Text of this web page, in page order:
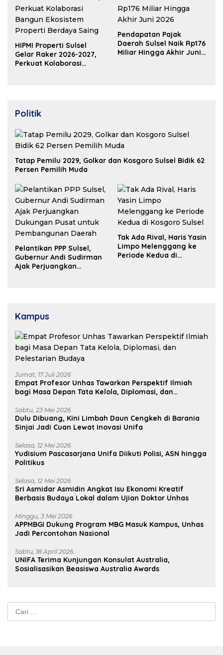
HIPMI Properti Sulsel
Gelar Raker 2026-2027,
Perkuat Kolaborasi
Pendapatan Pajak
Daerah Sulsel Naik Rp176
Miliar Hingga Akhir Juni
Politik
Tatap Pemilu 2029, Golkar dan Kosgoro Sulsel Bidik 62
Persen Pemilih Muda
Pelantikan PPP Sulsel,
Gubernur Andi Sudirman
Ajak Perjuangkan
Tak Ada Rival, Haris Yasin
Limpo Melenggang ke
Periode Kedua di
Kampus
Jumat, 17 Juli 2026
Empat Profesor Unhas Tawarkan Perspektif Ilmiah
bagi Masa Depan Tata Kelola, Diplomasi, dan
Sabtu, 23 Mei 2026
Dulu Dibuang, Kini Limbah Daun Cengkeh di Barania
Sinjai Jadi Cuan Lewat Inovasi Unifa
Selasa, 12 Mei 2026
Yudisium Pascasarjana Unifa Diikuti Polisi, ASN hingga
Politikus
Selasa, 12 Mei 2026
Sri Asmidar Asmidin Angkat Isu Ekonomi Kreatif
Berbasis Budaya Lokal dalam Ujian Doktor Unhas
Minggu, 3 Mei 2026
APPMBGI Dukung Program MBG Masuk Kampus, Unhas
Jadi Percontohan Nasional
Sabtu, 18 April 2026
UNIFA Terima Kunjungan Konsulat Australia,
Sosialisasikan Beasiswa Australia Awards
Cari
untuk: